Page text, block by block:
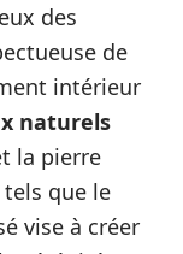
des
de
intérieur
naturels
la pierre
que le
vise à créer